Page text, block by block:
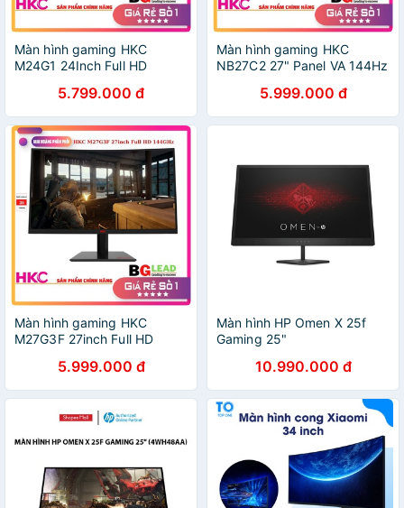
Màn hình gaming HKC
M24G1 24Inch Full HD
5.799.000 đ
Màn hình gaming HKC
NB27C2 27" Panel VA 144Hz
5.999.000 đ
Màn hình gaming HKC
M27G3F 27inch Full HD
5.999.000 đ
Màn hình HP Omen X 25f
Gaming 25"
10.990.000 đ